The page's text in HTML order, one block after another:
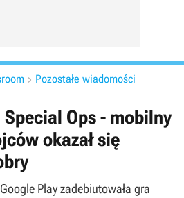
 Pozostałe wiadomości
Ops - mobilny
okazał się
Play zadebiutowała gra